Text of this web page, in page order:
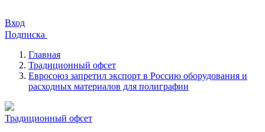
Вход
Подписка
Главная
Традиционный офсет
Евросоюз запретил экспорт в Россию оборудования и
расходных материалов для полиграфии
Традиционный офсет